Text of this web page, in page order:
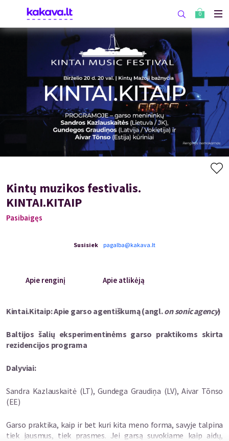
0
Kintų muzikos festivalis.
KINTAI.KITAIP
Pasibaigęs
Susisiek pagalba@kakava.lt
Apie renginį Apie atlikėją
Kintai.Kitaip:Apie garso agentiškumą(angl.onsonicagency)
Baltijos šalių eksperimentinėms garso praktikoms skirta
rezidencijos programa
Dalyviai:
Sandra Kazlauskaitė (LT), Gundega Graudiņa (LV), Aivar Tõnso
(EE)
Garso praktika, kaip ir bet kuri kita meno forma, savyje talpina
tiek jausmus, tiek prasmes. Jei garsą suvokiame kaip aidų,